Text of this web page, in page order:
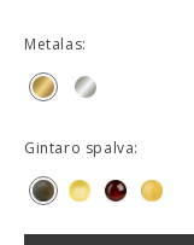
Metalas:
Gintaro spalva: